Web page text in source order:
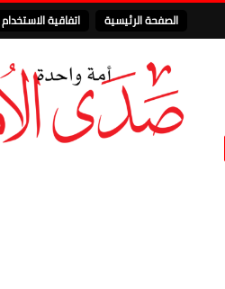
الصفحة الرئيسية اتفاقية الاستخدام